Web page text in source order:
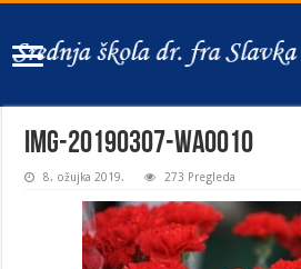
IMG-20190307-WA0010
8. ožujka 2019. 273 Pregleda